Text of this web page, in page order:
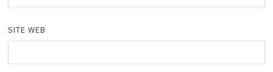
SITE WEB